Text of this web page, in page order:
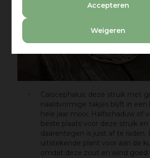
Accepteren
Weigeren
Calocephalus: deze struik met
naaldvormige takjes blijft in
hele jaar mooi. Halfschaduw of
beste plaats voor deze struik
daarentegen is juist af te raden.
uitstekende plant voor aan de
omdat deze zout en wind goed